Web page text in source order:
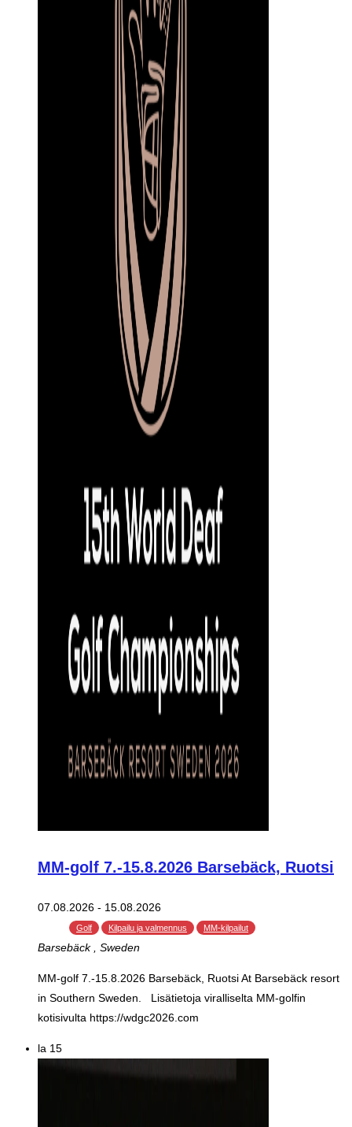
MM-golf 7.-15.8.2026 Barsebäck, Ruotsi
07.08.2026 - 15.08.2026
Golf Kilpailu ja valmennus MM-kilpailut
Barsebäck , Sweden
MM-golf 7.-15.8.2026 Barsebäck, Ruotsi At Barsebäck resort
in Southern Sweden. Lisätietoja viralliselta MM-golfin
kotisivulta https://wdgc2026.com
la 15